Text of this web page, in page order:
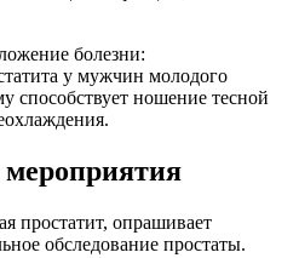
болезни:
у мужчин молодого
способствует ношение тесной
простатит, опрашивает
обследование простаты.